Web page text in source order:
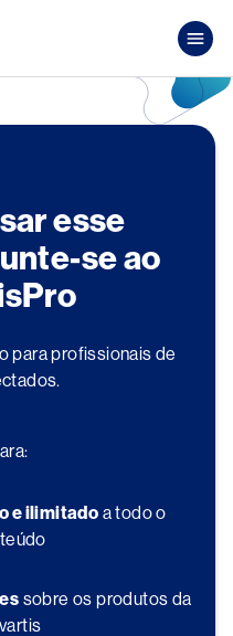
esse
se ao
para profissionais de
e ilimitado a todo o
sobre os produtos da